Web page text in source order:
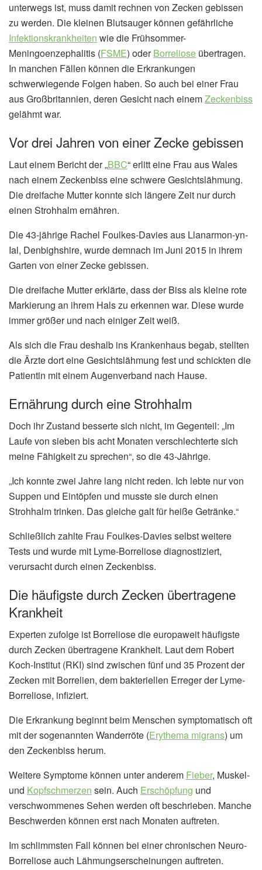
unterwegs ist, muss damit rechnen von Zecken gebissen
zu werden. Die kleinen Blutsauger können gefährliche
Infektionskrankheiten wie die Frühsommer-
Meningoenzephalitis (FSME) oderBorreliose übertragen.
In manchen Fällen können die Erkrankungen
schwerwiegende Folgen haben. So auch bei einer Frau
aus Großbritannien, deren Gesicht nach einemZeckenbiss
gelähmt war.
Vor drei Jahren von einer Zecke gebissen
Laut einem Bericht der „BBC“ erlitt eine Frau aus Wales
nach einem Zeckenbiss eine schwere Gesichtslähmung.
Die dreifache Mutter konnte sich längere Zeit nur durch
einen Strohhalm ernähren.
Die 43-jährige Rachel Foulkes-Davies aus Llanarmon-yn-
Ial, Denbighshire, wurde demnach im Juni 2015 in ihrem
Garten von einer Zecke gebissen.
Die dreifache Mutter erklärte, dass der Biss als kleine rote
Markierung an ihrem Hals zu erkennen war. Diese wurde
immer größer und nach einiger Zeit weiß.
Als sich die Frau deshalb ins Krankenhaus begab, stellten
die Ärzte dort eine Gesichtslähmung fest und schickten die
Patientin mit einem Augenverband nach Hause.
Ernährung durch eine Strohhalm
Doch ihr Zustand besserte sich nicht, im Gegenteil: „Im
Laufe von sieben bis acht Monaten verschlechterte sich
meine Fähigkeit zu sprechen“, so die 43-Jährige.
„Ich konnte zwei Jahre lang nicht reden. Ich lebte nur von
Suppen und Eintöpfen und musste sie durch einen
Strohhalm trinken. Das gleiche galt für heiße Getränke.“
Schließlich zahlte Frau Foulkes-Davies selbst weitere
Tests und wurde mit Lyme-Borreliose diagnostiziert,
verursacht durch einen Zeckenbiss.
Die häufigste durch Zecken übertragene
Krankheit
Experten zufolge ist Borreliose die europaweit häufigste
durch Zecken übertragene Krankheit. Laut dem Robert
Koch-Institut (RKI) sind zwischen fünf und 35 Prozent der
Zecken mit Borrelien, dem bakteriellen Erreger der Lyme-
Borreliose, infiziert.
Die Erkrankung beginnt beim Menschen symptomatisch oft
mit der sogenannten Wanderröte (Erythema migrans) um
den Zeckenbiss herum.
Weitere Symptome können unter anderem Fieber, Muskel-
und Kopfschmerzen sein. Auch Erschöpfung und
verschwommenes Sehen werden oft beschrieben. Manche
Beschwerden können erst nach Monaten auftreten.
Im schlimmsten Fall können bei einer chronischen Neuro-
Borreliose auch Lähmungserscheinungen auftreten.